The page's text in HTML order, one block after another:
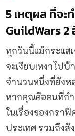
5 เหตุผล ที่จะ
GuildWars 2
ทุกวันนี้แม้กระแส
จะเงียบเหงาไปบ้
จำนวนหนึ่งที่ยังห
หากคุณคือคนที่ก
ในเรื่องของกรา
ประเทศ รวมถึงสั